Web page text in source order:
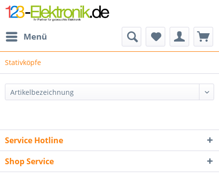
Menü
Stativköpfe
Service Hotline
Shop Service